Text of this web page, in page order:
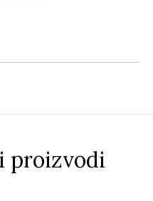
proizvodi